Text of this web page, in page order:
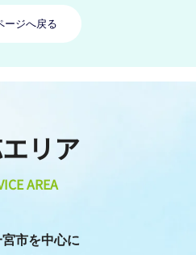
ージへ戻る
リア
AREA
市を中心に